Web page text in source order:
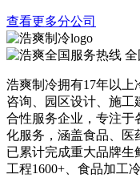
查看更多分公司
全
浩爽制冷拥有17年以上
咨询、园区设计、施
合性服务企业，专注于
化服务，涵盖食品、医
已累计完成重大品牌生
工程1600+、食品加工